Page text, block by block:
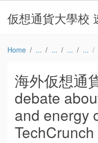
仮想通貨大學校
Home
海外仮想通
debate
and energy
TechCrunch